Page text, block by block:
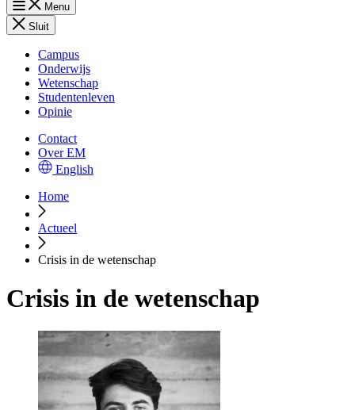
Menu
Sluit
Campus
Onderwijs
Wetenschap
Studentenleven
Opinie
Contact
Over EM
English
Home
Actueel
Crisis in de wetenschap
Crisis in de wetenschap